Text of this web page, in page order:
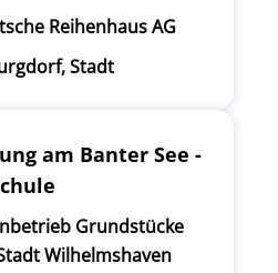
Reihenhaus AG
Stadt
am Banter See -
Grundstücke
Wilhelmshaven